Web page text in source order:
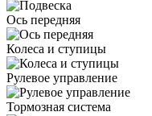
Ось передняя
Колеса и ступицы
Рулевое управление
Тормозная система